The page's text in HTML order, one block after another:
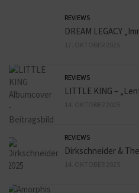
REVIEWS
DREAM LEGACY
REVIEWS
LITTLE KING –
REVIEWS
Dirkschneider &